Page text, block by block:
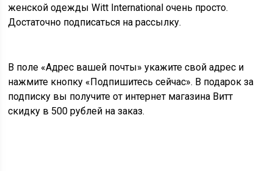
женской одежды Witt International очень просто.
Достаточно подписаться на рассылку.
В поле «Адрес вашей почты» укажите свой адрес и
нажмите кнопку «Подпишитесь сейчас». В подарок за
подписку вы получите от интернет магазина Витт
скидку в 500 рублей на заказ.